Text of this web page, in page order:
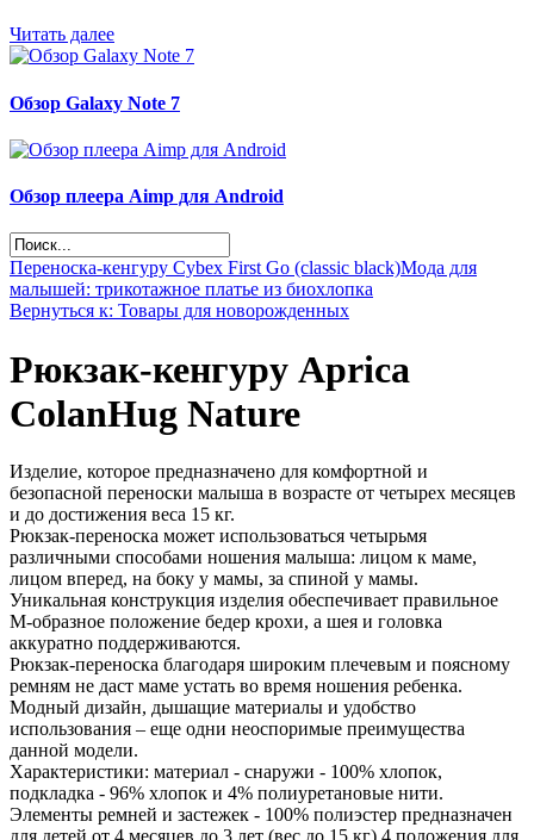
Читать далее
Обзор Galaxy Note 7
Обзор плеера Aimp для Android
Переноска-кенгуру Cybex First Go (classic black)Мода для
малышей: трикотажное платье из биохлопка
Вернуться к: Товары для новорожденных
Рюкзак-кенгуру Aprica
ColanHug Nature
Изделие, которое предназначено для комфортной и
безопасной переноски малыша в возрасте от четырех месяцев
и до достижения веса 15 кг.
Рюкзак-переноска может использоваться четырьмя
различными способами ношения малыша: лицом к маме,
лицом вперед, на боку у мамы, за спиной у мамы.
Уникальная конструкция изделия обеспечивает правильное
М-образное положение бедер крохи, а шея и головка
аккуратно поддерживаются.
Рюкзак-переноска благодаря широким плечевым и поясному
ремням не даст маме устать во время ношения ребенка.
Модный дизайн, дышащие материалы и удобство
использования – еще одни неоспоримые преимущества
данной модели.
Характеристики: материал - снаружи - 100% хлопок,
подкладка - 96% хлопок и 4% полиуретановые нити.
Элементы ремней и застежек - 100% полиэстер предназначен